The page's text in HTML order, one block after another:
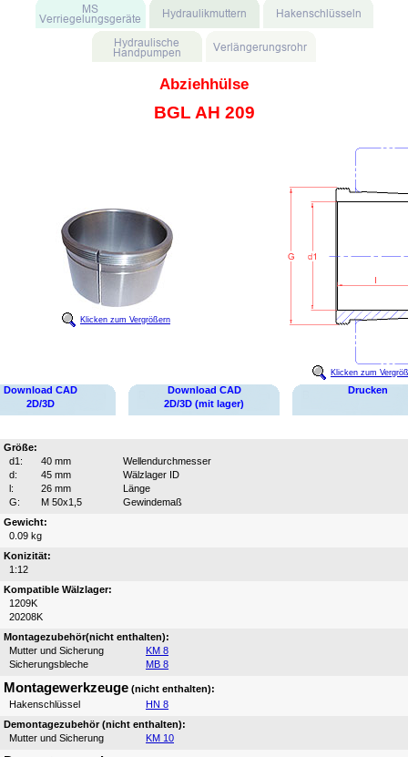
Abziehhülse
BGL AH 209
Klicken zum Vergrößern
Klicken zum
Download CAD
2D/3D
Download CAD
2D/3D (mit lager)
Drucken
Größe:
d1:
40 mm
Wellendurchmesser
d:
45 mm
Wälzlager ID
l:
26 mm
Länge
G:
M 50x1,5
Gewindemaß
Gewicht:
0.09 kg
Konizität:
1:12
Kompatible Wälzlager:
1209K
20208K
Montagezubehör(nicht enthalten):
Mutter und Sicherung
KM 8
Sicherungsbleche
MB 8
Montagewerkzeuge (nicht enthalten):
Hakenschlüssel
HN 8
Demontagezubehör (nicht enthalten):
Mutter und Sicherung
KM 10